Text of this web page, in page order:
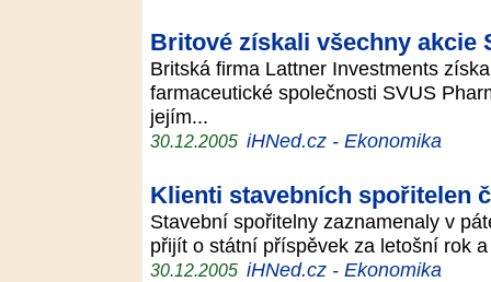
Britové získali všechny akcie
Britská firma Lattner Investments
farmaceutické společnosti SVUS
jejím...
30.12.2005 iHNed.cz - Ekonomika
Klienti stavebních spořitelen
Stavební spořitelny zaznamenaly v
přijít o státní příspěvek za letošní rok
30.12.2005 iHNed.cz - Ekonomika